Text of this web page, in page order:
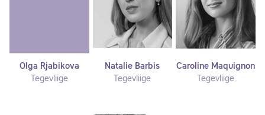
Olga Rjabikova
Tegevliige
Natalie Barbis
Tegevliige
Caroline Maquignon
Tegevliige